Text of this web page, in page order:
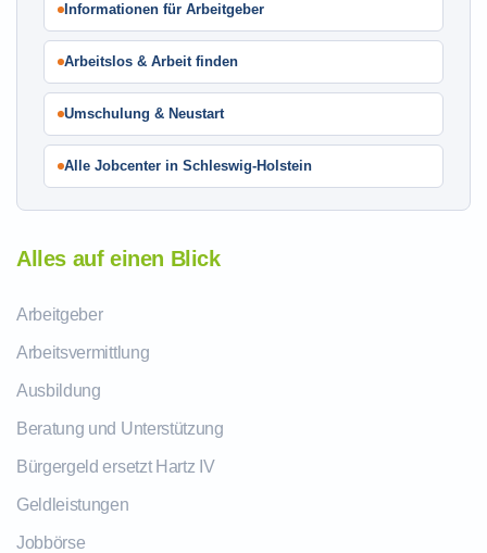
Informationen für Arbeitgeber
Arbeitslos & Arbeit finden
Umschulung & Neustart
Alle Jobcenter in Schleswig-Holstein
Alles auf einen Blick
Arbeitgeber
Arbeitsvermittlung
Ausbildung
Beratung und Unterstützung
Bürgergeld ersetzt Hartz IV
Geldleistungen
Jobbörse